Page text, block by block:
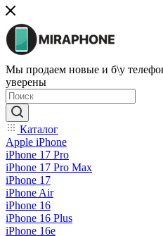
Мы продаем новые и б\у
уверены
Каталог
Apple iPhone
iPhone 17 Pro
iPhone 17 Pro Max
iPhone 17
iPhone Air
iPhone 16
iPhone 16 Plus
iPhone 16e